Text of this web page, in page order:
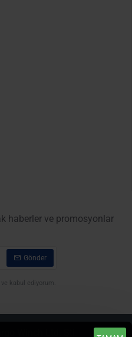
haberler ve promosyonlar
Gönder
kabul ediyorum.
Winch Ltd. Şti.